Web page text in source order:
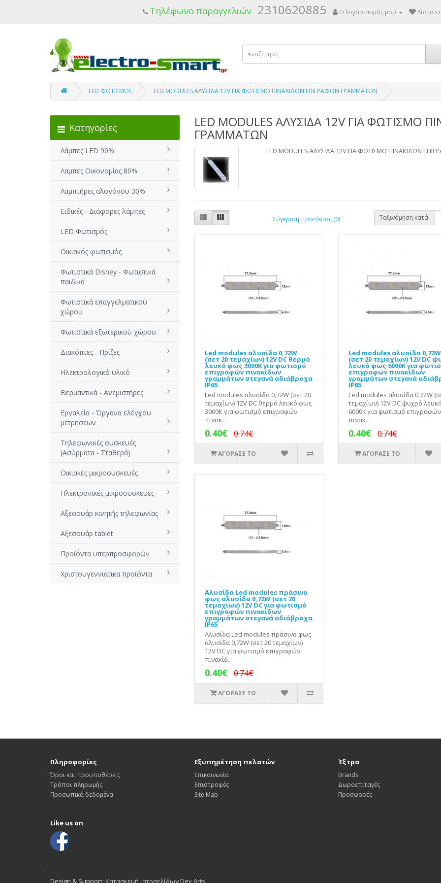
Τηλέφωνο παραγγελιών 2310620885 Ο λογαριασμός μου Λίστα
LED ΦΩΤΙΣΜΟΣ LED MODULES ΑΛΥΣΙΔΑ 12V ΓΙΑ ΦΩΤΙΣΜΟ ΠΙΝΑΚΙΔΩΝ ΕΠΙΓΡΑΦΩΝ ΓΡΑΜΜΑΤΩΝ
Κατηγορίες
Λάμπες LED 90%
Λαμπες Οικονομίας 80%
Λαμπτήρες αλογόνου 30%
Ειδικές - Διάφορες λάμπες
LED Φωτισμός
Οικιακός φωτισμός
Φωτιστικά Disney - Φωτιστικά
παιδικά
Φωτιστικά επαγγελματικού
χώρου
Φωτιστικά εξωτερικού χώρου
Διακόπτες - Πρίζες
Ηλεκτρολογικό υλικό
Θερμαντικά - Ανεμιστήρες
Εργαλεία - Όργανα ελέγχου
μετρήσεων
Τηλεφωνικές συσκευές
(Ασύρματα - Σταθερά)
Οικιακές μικροσυσκευές
Ηλεκτρονικές μικροσυσκευές
Αξεσουάρ κινητής τηλεφωνίας
Αξεσουάρ tablet
Προϊόντα υπερπροσφορών
Χριστουγεννιάτικα προϊόντα
LED MODULES ΑΛΥΣΙΔΑ 12V ΓΙΑ ΦΩΤΙΣΜΟ
ΓΡΑΜΜΑΤΩΝ
LED MODULES ΑΛΥΣΙΔΑ 12V ΓΙΑ ΦΩΤΙΣΜΟ ΠΙΝΑΚΙΔΩΝ
Σύγκριση προϊόντος (0) Ταξινόμηση κατά:
Led modules αλυσίδα 0,72W
(σετ 20 τεμαχίων) 12V DC θερμό
λευκό φως 3000Κ για φωτισμό
επιγραφών πινακίδων
γραμμάτων στεγανά αδιάβροχα
IP65
Led modules αλυσίδα 0,72W (σετ 20
τεμαχίων) 12V DC θερμό λευκό φως
3000Κ για φωτισμό επιγραφών
πινακ..
0.40€ 0.74€
ΑΓΟΡΑΣΕ ΤΟ
Led modules αλυσίδα 0,72W
(σετ 20 τεμαχίων) 12V DC
λευκό φως 6000Κ για
επιγραφών πινακίδων
γραμμάτων στεγανά
IP65
Led modules αλυσίδα 0,72W
τεμαχίων) 12V DC ψυχρό
6000Κ για φωτισμό επιγραφών
πινακ..
0.40€ 0.74€
ΑΓΟΡΑΣΕ ΤΟ
Αλυσίδα Led modules πράσινο
φως αλυσίδα 0,72W (σετ 20
τεμαχίων) 12V DC για φωτισμό
επιγραφών πινακίδων
γραμμάτων στεγανά αδιάβροχα
IP65
Αλυσίδα Led modules πράσινο φως
αλυσίδα 0,72W (σετ 20 τεμαχίων)
12V DC για φωτισμό επιγραφών
πινακίδ..
0.40€ 0.74€
ΑΓΟΡΑΣΕ ΤΟ
Πληροφορίες
Όροι και προϋποθέσεις
Τρόποι πληρωμής
Προσωπικά δεδομένα
Εξυπηρέτηση πελατών
Επικοινωνία
Επιστροφές
Site Map
Έξτρα
Brands
Δωροεπιταγές
Προσφορές
Like us on
Design & Support: Κατασκευή ιστοσελίδων Dev Arts